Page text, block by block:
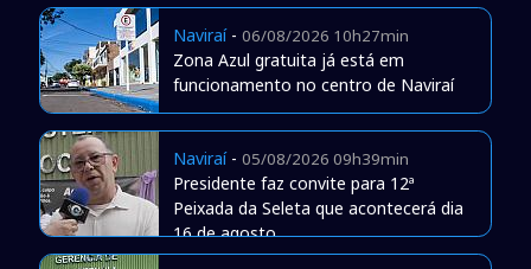
Naviraí- 06/08/2026 10h27min
Zona Azul gratuita já está em
funcionamento no centro de Naviraí
Naviraí- 05/08/2026 09h39min
Presidente faz convite para 12ª
Peixada da Seleta que acontecerá dia
16 de agosto